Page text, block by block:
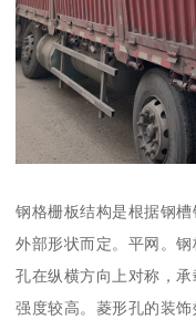
钢格栅板结构是根据钢
外部形状而定。平网。
孔在纵横方向上对称，
强度较高。菱形孔的装